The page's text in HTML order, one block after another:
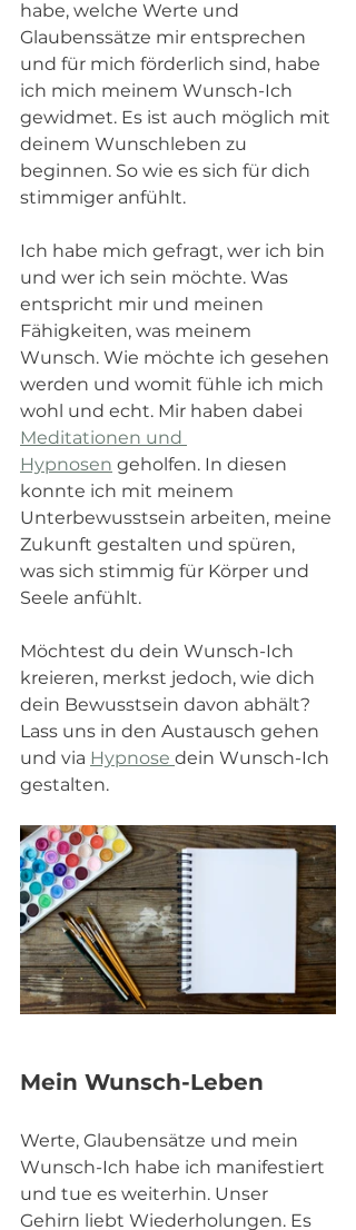
habe, welche Werte und
Glaubenssätze mir entsprechen
und für mich förderlich sind, habe
ich mich meinem Wunsch-Ich
gewidmet. Es ist auch möglich mit
deinem Wunschleben zu
beginnen. So wie es sich für dich
stimmiger anfühlt.
Ich habe mich gefragt, wer ich bin
und wer ich sein möchte. Was
entspricht mir und meinen
Fähigkeiten, was meinem
Wunsch. Wie möchte ich gesehen
werden und womit fühle ich mich
wohl und echt. Mir haben dabei
Meditationen und
Hypnosen geholfen. In diesen
konnte ich mit meinem
Unterbewusstsein arbeiten, meine
Zukunft gestalten und spüren,
was sich stimmig für Körper und
Seele anfühlt.
Möchtest du dein Wunsch-Ich
kreieren, merkst jedoch, wie dich
dein Bewusstsein davon abhält?
Lass uns in den Austausch gehen
und via Hypnose dein Wunsch-Ich
gestalten.
Mein Wunsch-Leben
Werte, Glaubensätze und mein
Wunsch-Ich habe ich manifestiert
und tue es weiterhin. Unser
Gehirn liebt Wiederholungen. Es